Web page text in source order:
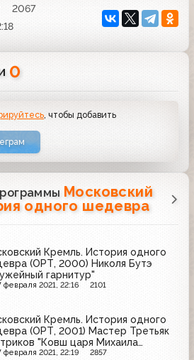
2067
0
, чтобы добавить
Московский
одного шедевра
Кремль. История одного
(ОРТ, 2000) Николя Бутэ
гарнитур"
февраля 2021, 22:16 2101
Кремль. История одного
(ОРТ, 2001) Мастер Третьяк
"Ковш царя Михаила
февраля 2021, 22:19 2857